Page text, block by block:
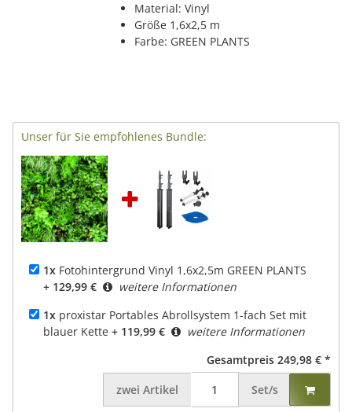
Material: Vinyl
Größe 1,6x2,5 m
Farbe: GREEN PLANTS
Unser für Sie empfohlenes Bundle:
1x Fotohintergrund Vinyl 1,6x2,5m GREEN PLANTS
+ 129,99 €
weitere Informationen
1x proxistar Portables Abrollsystem 1-fach Set mit
blauer Kette + 119,99 €
weitere Informationen
Gesamtpreis 249,98 € *
zwei Artikel Set/s